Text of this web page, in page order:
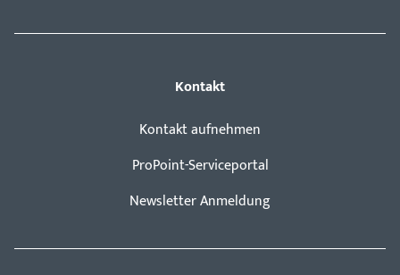
Kontakt
Kontakt aufnehmen
ProPoint-Serviceportal
Newsletter Anmeldung